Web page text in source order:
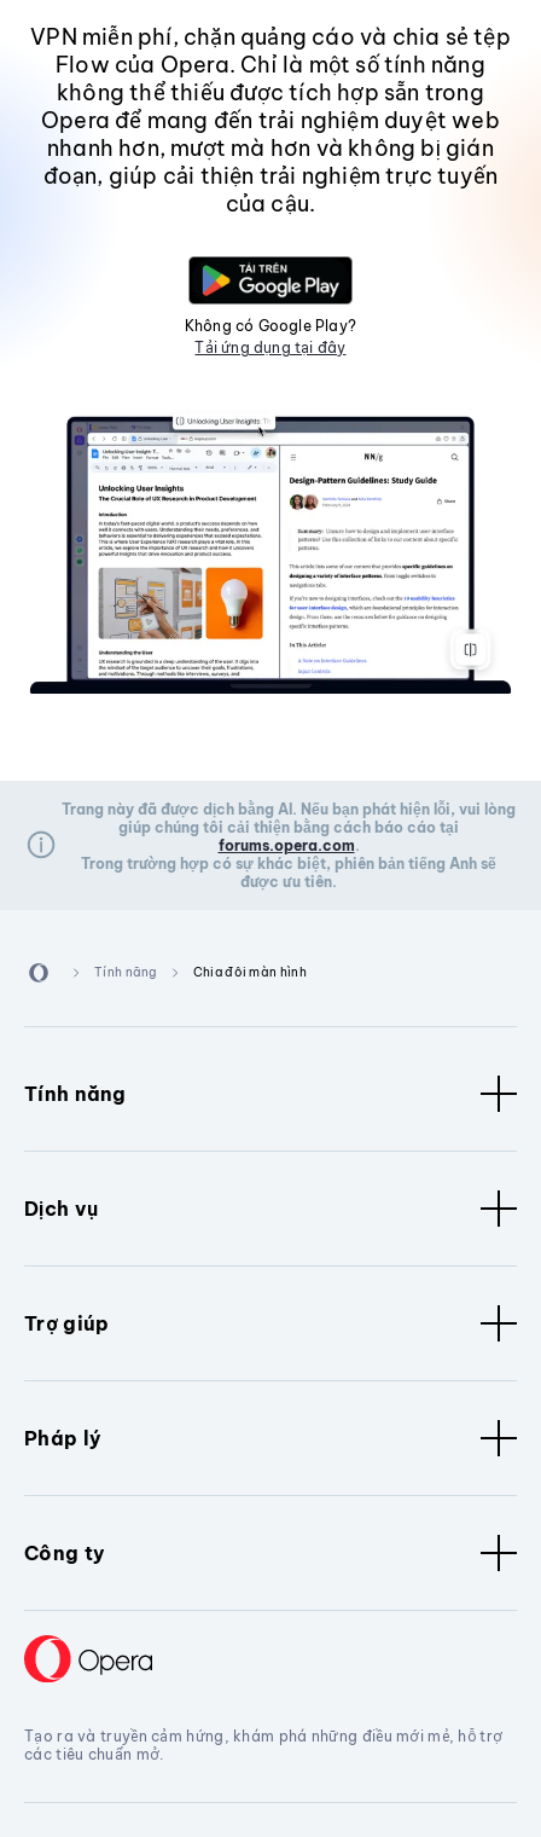
VPN miễn phí, chặn quảng cáo và chia sẻ tệp
Flow của Opera. Chỉ là một số tính năng
không thể thiếu được tích hợp sẵn trong
Opera để mang đến trải nghiệm duyệt web
nhanh hơn, mượt mà hơn và không bị gián
đoạn, giúp cải thiện trải nghiệm trực tuyến
của cậu.
Không có Google Play?
Tải ứng dụng tại đây
Trang này đã được dịch bằng AI. Nếu bạn phát hiện lỗi, vui lòng
giúp chúng tôi cải thiện bằng cách báo cáo tại
forums.opera.com.
Trong trường hợp có sự khác biệt, phiên bản tiếng Anh sẽ
được ưu tiên.
Tính năng Chia đôi màn hình
Tính năng
Dịch vụ
Trợ giúp
Pháp lý
Công ty
Tạo ra và truyền cảm hứng, khám phá những điều mới mẻ, hỗ trợ
các tiêu chuẩn mở.